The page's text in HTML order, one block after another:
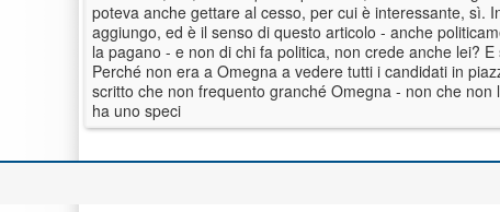
poteva anche gettare al cesso, per cui è interessante, sì.
aggiungo, ed è il senso di questo articolo - anche
la pagano - e non di chi fa politica, non crede anche lei?
Perché non era a Omegna a vedere tutti i candidati in
scritto che non frequento granché Omegna - non che
ha uno speci